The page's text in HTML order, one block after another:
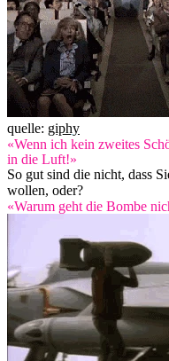
quelle: giphy
«Wenn ich kein zweites
in die Luft!»
So gut sind die nicht, dass
wollen, oder?
«Warum geht die Bombe